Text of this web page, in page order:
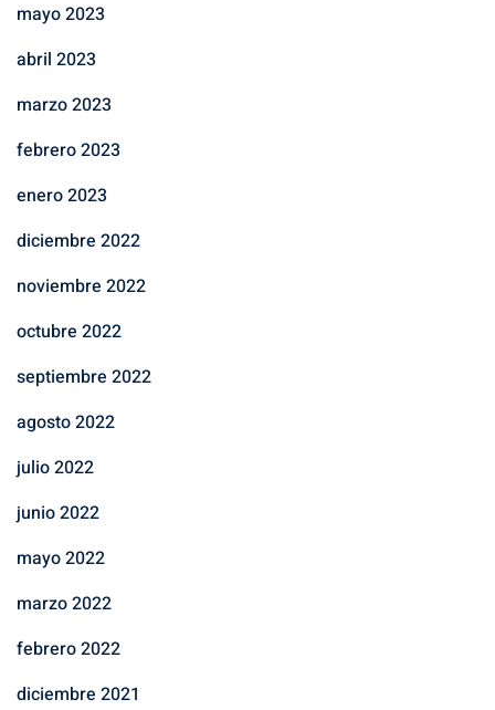
mayo 2023
abril 2023
marzo 2023
febrero 2023
enero 2023
diciembre 2022
noviembre 2022
octubre 2022
septiembre 2022
agosto 2022
julio 2022
junio 2022
mayo 2022
marzo 2022
febrero 2022
diciembre 2021